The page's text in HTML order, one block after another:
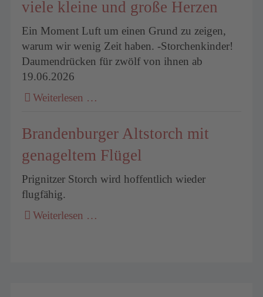
viele kleine und große Herzen
Ein Moment Luft um einen Grund zu zeigen,
warum wir wenig Zeit haben. -Storchenkinder!
Daumendrücken für zwölf von ihnen ab
19.06.2026
Weiterlesen …
Brandenburger Altstorch mit
genageltem Flügel
Prignitzer Storch wird hoffentlich wieder
flugfähig.
Weiterlesen …